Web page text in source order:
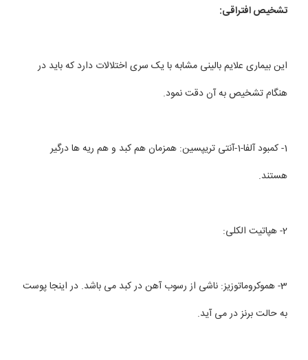
تشخیص افتراقی:
این بیماری علایم بالینی مشابه با یک سری اختلالات دارد که باید در
هنگام تشخیص به آن دقت نمود.
1- کمبود آلفا-1-آنتی تریپسین: همزمان هم کبد و هم ریه ها درگیر
هستند.
2- هپاتیت الکلی:
3- هموکروماتوزیز: ناشی از رسوب آهن در کبد می باشد. در اینجا پوست
به حالت برنز در می آید.